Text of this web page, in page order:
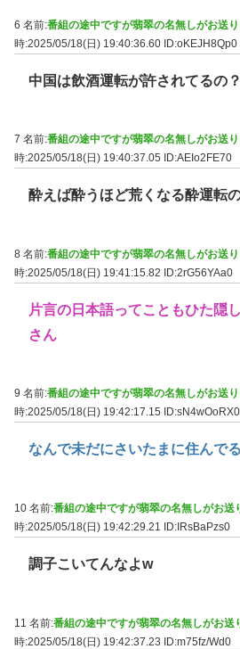
6 名前:番組の途中ですが翡翠の名無しがお送
時:2025/05/18(日) 19:40:36.60 ID:oKEJH8Qp0
中国は飲酒運転が許されてるの？
7 名前:番組の途中ですが翡翠の名無しがお送
時:2025/05/18(日) 19:40:37.05
ID:AEIo2FE70
酔えば酔うほど荒くなる酔運転
8 名前:番組の途中ですが翡翠の名無しがお送
時:2025/05/18(日) 19:41:15.82 ID:2rG56YAa0
片言の日本語ってこともひた隠
さん
9 名前:番組の途中ですが翡翠の名無しがお送
時:2025/05/18(日) 19:42:17.15
ID:sN4wOoRX0
なんで未だにさいたまに住んで
10 名前:番組の途中ですが翡翠の名無しがお送
時:2025/05/18(日) 19:42:29.21
ID:IRsBaPzs0
調子こいてんなよw
11 名前:番組の途中ですが翡翠の名無しがお送
時:2025/05/18(日) 19:42:37.23 ID:m75fz/Wd0